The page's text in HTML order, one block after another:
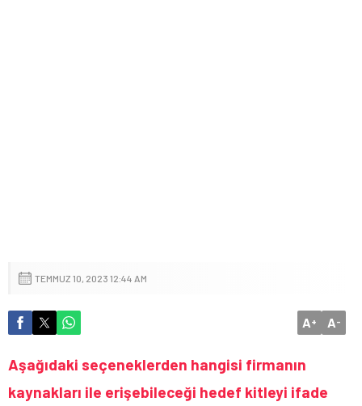
TEMMUZ 10, 2023 12:44 AM
A+ A-
Aşağıdaki seçeneklerden hangisi firmanın
kaynakları ile erişebileceği hedef kitleyi ifade